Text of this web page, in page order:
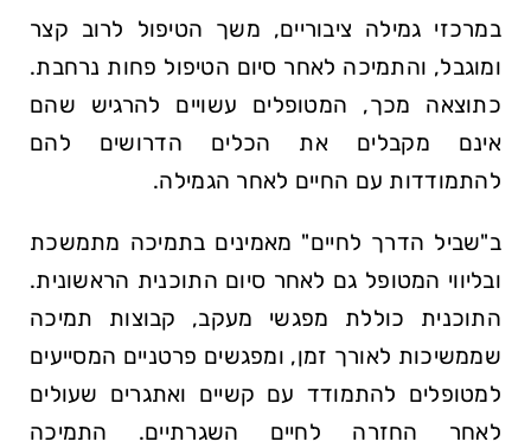
במרכזי גמילה ציבוריים, משך הטיפול לרוב קצר
ומוגבל, והתמיכה לאחר סיום הטיפול פחות נרחבת.
כתוצאה מכך, המטופלים עשויים להרגיש שהם
אינם מקבלים את הכלים הדרושים להם
להתמודדות עם החיים לאחר הגמילה.
ב"שביל הדרך לחיים" מאמינים בתמיכה מתמשכת
ובליווי המטופל גם לאחר סיום התוכנית הראשונית.
התוכנית כוללת מפגשי מעקב, קבוצות תמיכה
שממשיכות לאורך זמן, ומפגשים פרטניים המסייעים
למטופלים להתמודד עם קשיים ואתגרים שעולים
לאחר החזרה לחיים השגרתיים. התמיכה